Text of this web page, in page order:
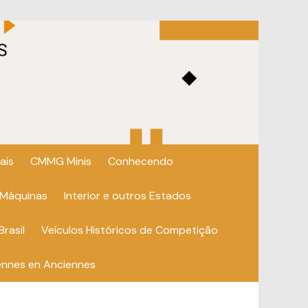
CMMG Minis Conhecendo
Interior e outros Estados
Veículos Históricos de Competição
en Anciennes